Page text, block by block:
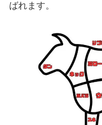
ばれます。